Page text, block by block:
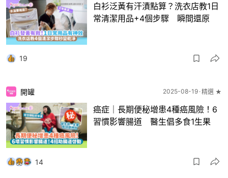
白衫泛黃有汗漬點算？洗衣店教1日
常清潔用品+4個步驟 瞬間還原
19
開罐 2025-08-19 精選 ★
癌症｜長期便秘增患4種癌風險！6
習慣影響腸道 醫生倡多食1生果
14